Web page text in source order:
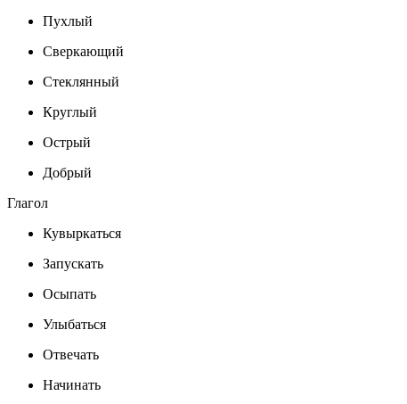
Пухлый
Сверкающий
Стеклянный
Круглый
Острый
Добрый
Глагол
Кувыркаться
Запускать
Осыпать
Улыбаться
Отвечать
Начинать